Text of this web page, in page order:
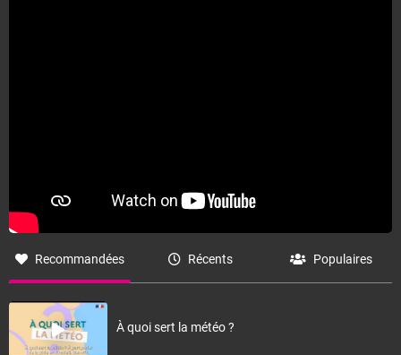
Recommandées Récents Populaires
À quoi sert la météo ?